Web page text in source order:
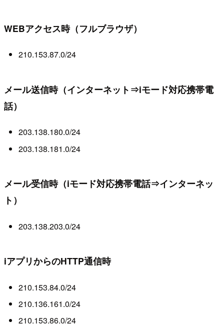
WEBアクセス時（フルブラウザ）
210.153.87.0/24
メール送信時（インターネット⇒iモード対応携帯電
話）
203.138.180.0/24
203.138.181.0/24
メール受信時（iモード対応携帯電話⇒インターネッ
ト）
203.138.203.0/24
iアプリからのHTTP通信時
210.153.84.0/24
210.136.161.0/24
210.153.86.0/24